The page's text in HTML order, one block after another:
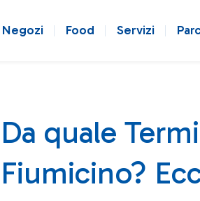
Negozi Food Servizi
Da quale
Fiumicino?